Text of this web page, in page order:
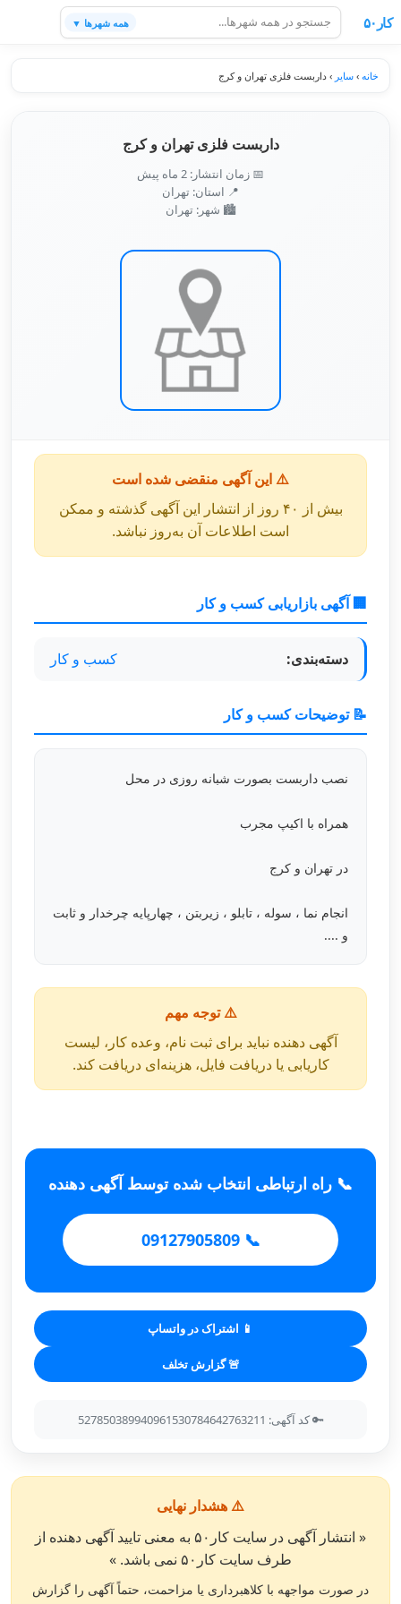
کار۵۰ همه شهرها ▼
خانه › سایر › داربست فلزی تهران و کرج
داربست فلزی تهران و کرج
📅 زمان انتشار: 2 ماه پیش
📍 استان: تهران
🏙️ شهر: تهران
⚠️ این آگهی منقضی شده است
بیش از ۴۰ روز از انتشار این آگهی گذشته و ممکن
است اطلاعات آن به‌روز نباشد.
🏢 آگهی بازاریابی کسب و کار
دسته‌بندی: کسب و کار
📝 توضیحات کسب و کار
نصب داربست بصورت شبانه روزی در محل
همراه با اکیپ مجرب
در تهران و کرج
انجام نما ، سوله ، تابلو ، زیربتن ، چهارپایه چرخدار و ثابت
و ....
⚠️ توجه مهم
آگهی دهنده نباید برای ثبت نام، وعده کار، لیست
کاریابی یا دریافت فایل، هزینه‌ای دریافت کند.
📞 راه ارتباطی انتخاب شده توسط آگهی دهنده
📞 09127905809
📱 اشتراک در واتساپ
🚨 گزارش تخلف
🔑 کد آگهی: 527850389940961530784642763211
⚠️ هشدار نهایی
« انتشار آگهی در سایت کار۵۰ به معنی تایید آگهی دهنده از
طرف سایت کار۵۰ نمی باشد. »
در صورت مواجهه با کلاهبرداری یا مزاحمت، حتماً آگهی را گزارش